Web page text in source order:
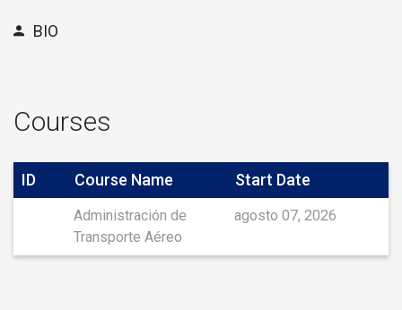
BIO
Courses
ID Course Name Start Date
Administración de
Transporte Aéreo
agosto 07, 2026